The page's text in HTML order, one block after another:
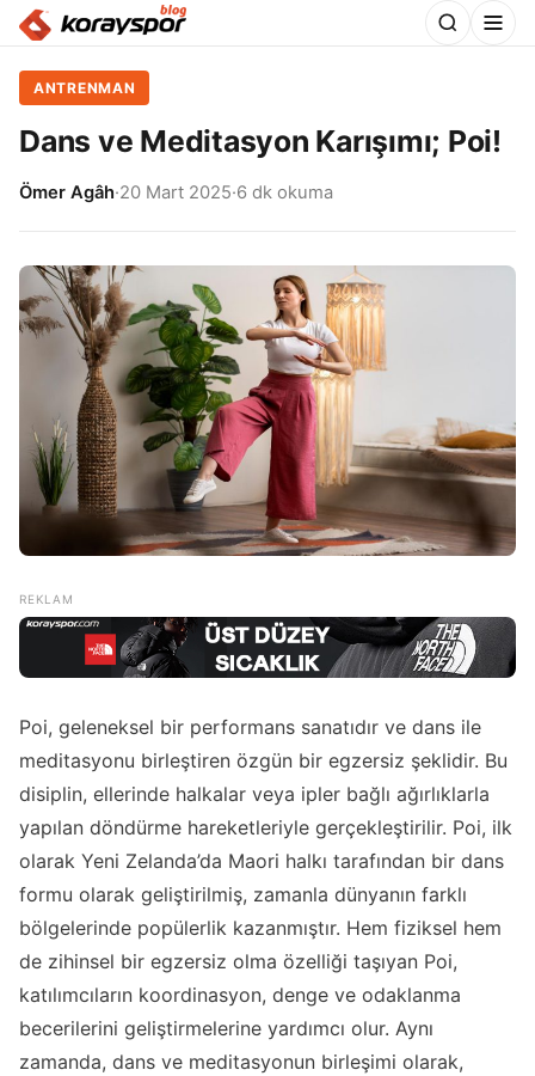
ANTRENMAN
Dans ve Meditasyon Karışımı; Poi!
Ömer Agâh·20 Mart 2025·6 dk okuma
Poi, geleneksel bir performans sanatıdır ve dans ile
meditasyonu birleştiren özgün bir egzersiz şeklidir. Bu
disiplin, ellerinde halkalar veya ipler bağlı ağırlıklarla
yapılan döndürme hareketleriyle gerçekleştirilir. Poi, ilk
olarak Yeni Zelanda’da Maori halkı tarafından bir dans
formu olarak geliştirilmiş, zamanla dünyanın farklı
bölgelerinde popülerlik kazanmıştır. Hem fiziksel hem
de zihinsel bir egzersiz olma özelliği taşıyan Poi,
katılımcıların koordinasyon, denge ve odaklanma
becerilerini geliştirmelerine yardımcı olur. Aynı
zamanda, dans ve meditasyonun birleşimi olarak,